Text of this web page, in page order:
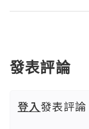
發表評論
登入發表評論